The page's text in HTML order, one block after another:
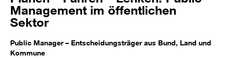
Management im öffentlichen
Sektor
Public Manager – Entscheidungsträger aus Bund, Land und
Kommune